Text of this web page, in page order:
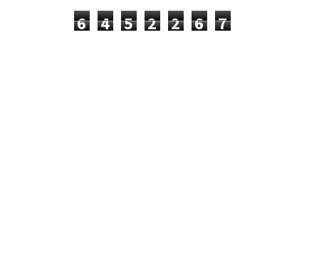
6 4 5 2 2 6 7